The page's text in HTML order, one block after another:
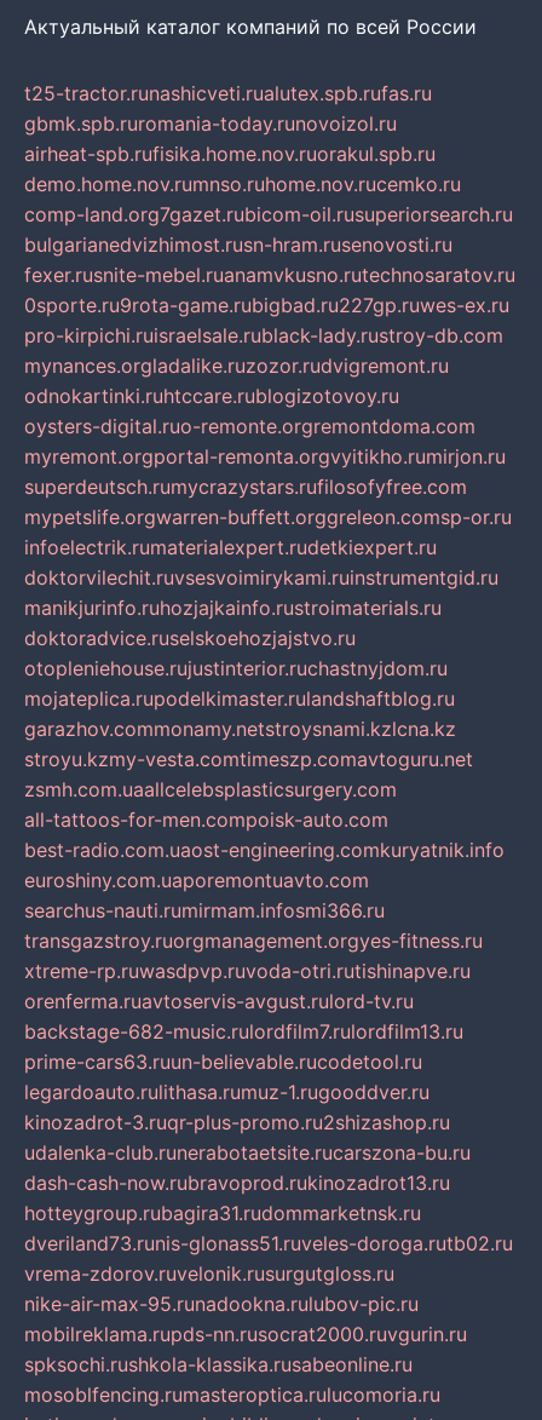
Актуальный каталог компаний по всей России
t25-tractor.runashicveti.rualutex.spb.rufas.ru
gbmk.spb.ruromania-today.runovoizol.ru
airheat-spb.rufisika.home.nov.ruorakul.spb.ru
demo.home.nov.rumnso.ruhome.nov.rucemko.ru
comp-land.org7gazet.rubicom-oil.rusuperiorsearch.ru
bulgarianedvizhimost.rusn-hram.rusenovosti.ru
fexer.rusnite-mebel.ruanamvkusno.rutechnosaratov.ru
0sporte.ru9rota-game.rubigbad.ru227gp.ruwes-ex.ru
pro-kirpichi.ruisraelsale.rublack-lady.rustroy-db.com
mynances.orgladalike.ruzozor.rudvigremont.ru
odnokartinki.ruhtccare.rublogizotovoy.ru
oysters-digital.ruo-remonte.orgremontdoma.com
myremont.orgportal-remonta.orgvyitikho.rumirjon.ru
superdeutsch.rumycrazystars.rufilosofyfree.com
mypetslife.orgwarren-buffett.orggreleon.comsp-or.ru
infoelectrik.rumaterialexpert.rudetkiexpert.ru
doktorvilechit.ruvsesvoimirykami.ruinstrumentgid.ru
manikjurinfo.ruhozjajkainfo.rustroimaterials.ru
doktoradvice.ruselskoehozjajstvo.ru
otopleniehouse.rujustinterior.ruchastnyjdom.ru
mojateplica.rupodelkimaster.rulandshaftblog.ru
garazhov.commonamy.netstroysnami.kzlcna.kz
stroyu.kzmy-vesta.comtimeszp.comavtoguru.net
zsmh.com.uaallcelebsplasticsurgery.com
all-tattoos-for-men.compoisk-auto.com
best-radio.com.uaost-engineering.comkuryatnik.info
euroshiny.com.uaporemontuavto.com
searchus-nauti.rumirmam.infosmi366.ru
transgazstroy.ruorgmanagement.orgyes-fitness.ru
xtreme-rp.ruwasdpvp.ruvoda-otri.rutishinapve.ru
orenferma.ruavtoservis-avgust.rulord-tv.ru
backstage-682-music.rulordfilm7.rulordfilm13.ru
prime-cars63.ruun-believable.rucodetool.ru
legardoauto.rulithasa.rumuz-1.rugooddver.ru
kinozadrot-3.ruqr-plus-promo.ru2shizashop.ru
udalenka-club.runerabotaetsite.rucarszona-bu.ru
dash-cash-now.rubravoprod.rukinozadrot13.ru
hotteygroup.rubagira31.rudommarketnsk.ru
dveriland73.runis-glonass51.ruveles-doroga.rutb02.ru
vrema-zdorov.ruvelonik.rusurgutgloss.ru
nike-air-max-95.runadookna.rulubov-pic.ru
mobilreklama.rupds-nn.rusocrat2000.ruvgurin.ru
spksochi.rushkola-klassika.rusabeonline.ru
mosoblfencing.rumasteroptica.rulucomoria.ru